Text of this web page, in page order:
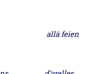
allà feien